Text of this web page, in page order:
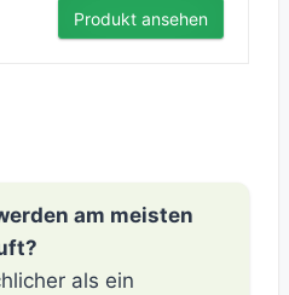
Produkt ansehen
am meisten
als ein